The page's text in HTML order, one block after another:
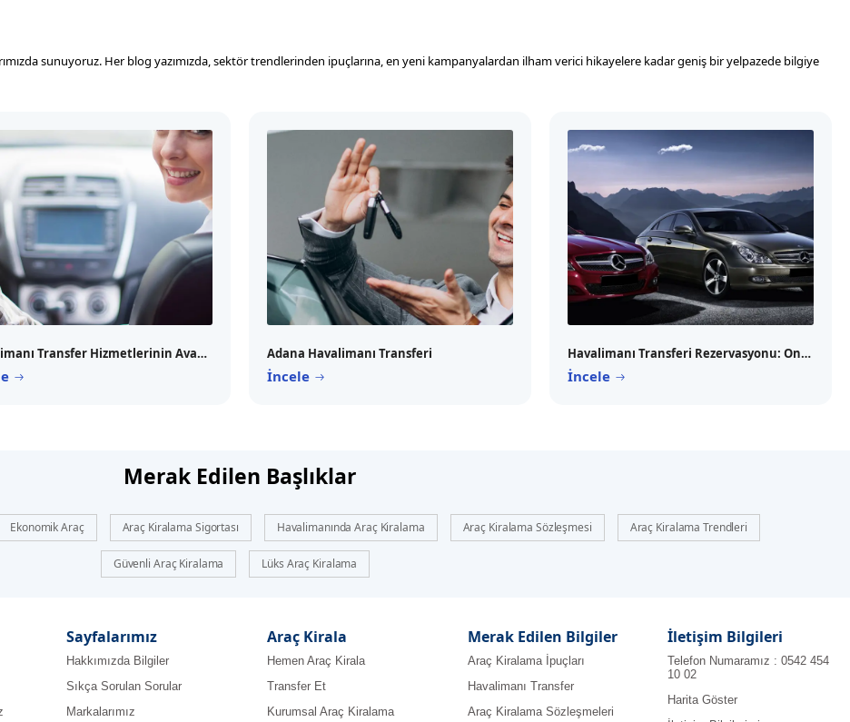
sunuyoruz. Her blog yazımızda, sektör trendlerinden ipuçlarına, en yeni kampanyalardan ilham verici hikayelere kadar geniş bir yelpazede bilgiye
Havalimanı Transfer Hizmetlerinin Avantajları Ve Özellikleri Adana Havalimanı Transferi
İncele
Havalimanı Transferi Rezervasyonu: Online Yapmanın Avantajları
İncele
Merak Edilen Başlıklar
Ekonomik Araç Araç Kiralama Sigortası Havalimanında Araç Kiralama Araç Kiralama Sözleşmesi Araç Kiralama Trendleri
Güvenli Araç Kiralama Lüks Araç Kiralama
Sayfalarımız
Hakkımızda Bilgiler
Sıkça Sorulan Sorular
Markalarımız
Araç Kirala
Hemen Araç Kirala
Transfer Et
Kurumsal Araç Kiralama
Merak Edilen Bilgiler
Araç Kiralama İpuçları
Havalimanı Transfer
Araç Kiralama Sözleşmeleri
İletişim Bilgileri
Telefon Numaramız : 0542 454
10 02
Harita Göster